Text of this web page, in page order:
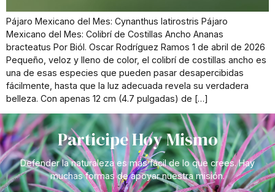
Pájaro Mexicano del Mes: Cynanthus latirostris Pájaro
Mexicano del Mes: Colibrí de Costillas Ancho Ananas
bracteatus Por Biól. Oscar Rodríguez Ramos 1 de abril de 2026
Pequeño, veloz y lleno de color, el colibrí de costillas ancho es
una de esas especies que pueden pasar desapercibidas
fácilmente, hasta que la luz adecuada revela su verdadera
belleza. Con apenas 12 cm (4.7 pulgadas) de […]
Participe Hoy Mismo
Defender la naturaleza es más fácil de lo que crees. Hay
muchas formas de apoyar nuestra misión.